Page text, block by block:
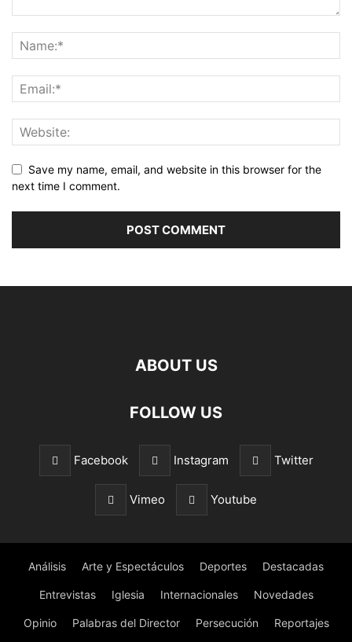
Save my name, email, and website in this browser for the
next time I comment.
ABOUT US
FOLLOW US
Facebook Instagram Twitter
Vimeo Youtube
Análisis Arte y Espectáculos Deportes Destacadas
Entrevistas Iglesia Internacionales Novedades
Opinio Palabras del Director Persecución Reportajes